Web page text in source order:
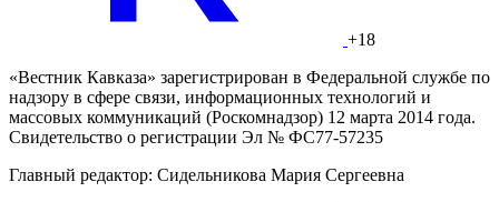
+18
«Вестник Кавказа» зарегистрирован в Федеральной службе по
надзору в сфере связи, информационных технологий и
массовых коммуникаций (Роскомнадзор) 12 марта 2014 года.
Свидетельство о регистрации Эл № ФС77-57235
Главный редактор: Сидельникова Мария Сергеевна